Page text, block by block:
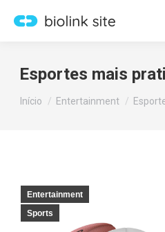
Esportes mais
Você está aqui:
Início Entertainment
Entertainment
Sports